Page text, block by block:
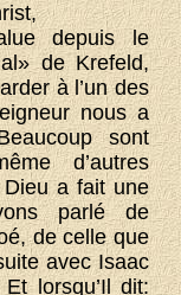
depuis le
de Krefeld,
à l’un des
nous a
sont
d’autres
a fait une
parlé de
de celle que
avec Isaac
lorsqu’Il dit: